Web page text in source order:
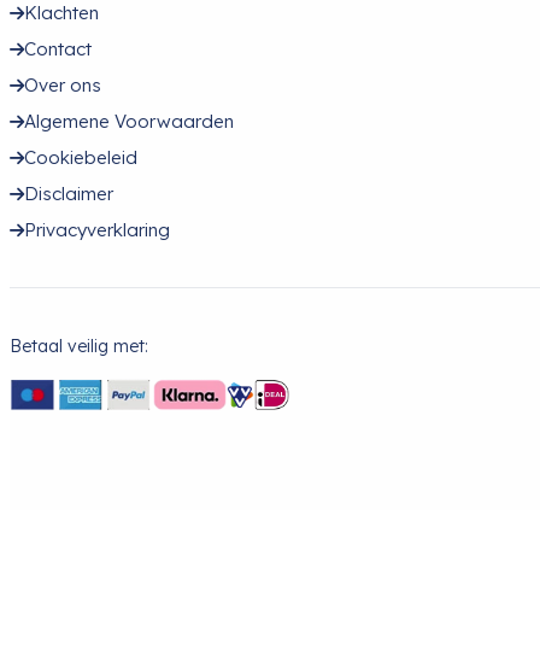
Klachten
Contact
Over ons
Algemene Voorwaarden
Cookiebeleid
Disclaimer
Privacyverklaring
Betaal veilig met: